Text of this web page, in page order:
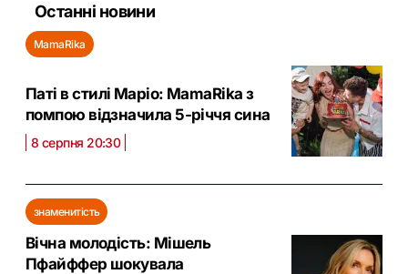
Останні новини
MamaRika
Паті в стилі Маріо: MamaRika з
помпою відзначила 5-річчя сина
8 серпня 20:30
знаменитість
Вічна молодість: Мішель
Пфайффер шокувала